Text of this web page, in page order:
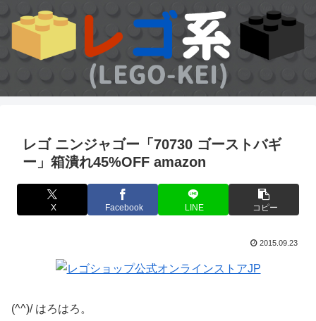
レゴ ニンジャゴー「70730 ゴーストバギ
ー」箱潰れ45%OFF amazon
X Facebook LINE コピー
2015.09.23
(^^)/ はろはろ。